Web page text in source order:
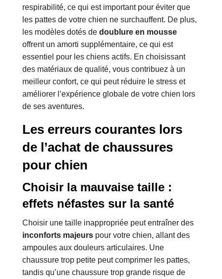
respirabilité, ce qui est important pour éviter que
les pattes de votre chien ne surchauffent. De plus,
les modèles dotés de doublure en mousse
offrent un amorti supplémentaire, ce qui est
essentiel pour les chiens actifs. En choisissant
des matériaux de qualité, vous contribuez à un
meilleur confort, ce qui peut réduire le stress et
améliorer l’expérience globale de votre chien lors
de ses aventures.
Les erreurs courantes lors
de l’achat de chaussures
pour chien
Choisir la mauvaise taille :
effets néfastes sur la santé
Choisir une taille inappropriée peut entraîner des
inconforts majeurspour votre chien, allant des
ampoules aux douleurs articulaires. Une
chaussure trop petite peut comprimer les pattes,
tandis qu’une chaussure trop grande risque de